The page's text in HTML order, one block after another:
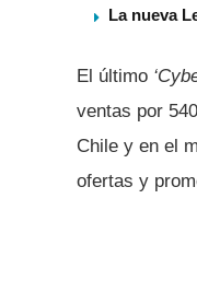
La nueva
El último
ventas por
Chile y en el
ofertas y